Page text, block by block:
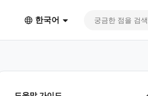
한국어